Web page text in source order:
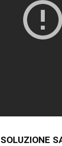
SOLUZIONE